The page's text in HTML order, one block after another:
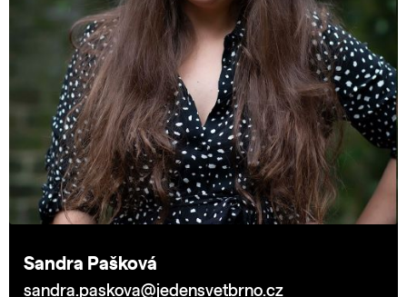
Sandra Pašková
sandra.paskova@jedensvetbrno.cz